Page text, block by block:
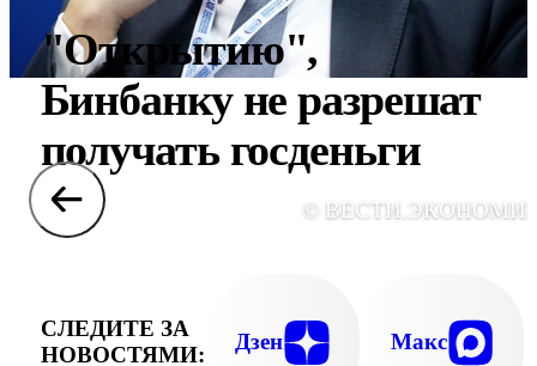
"Открытию",
Бинбанку не разрешат
получать госденьги
©
СЛЕДИТЕ ЗА
НОВОСТЯМИ:
Дзен Макс